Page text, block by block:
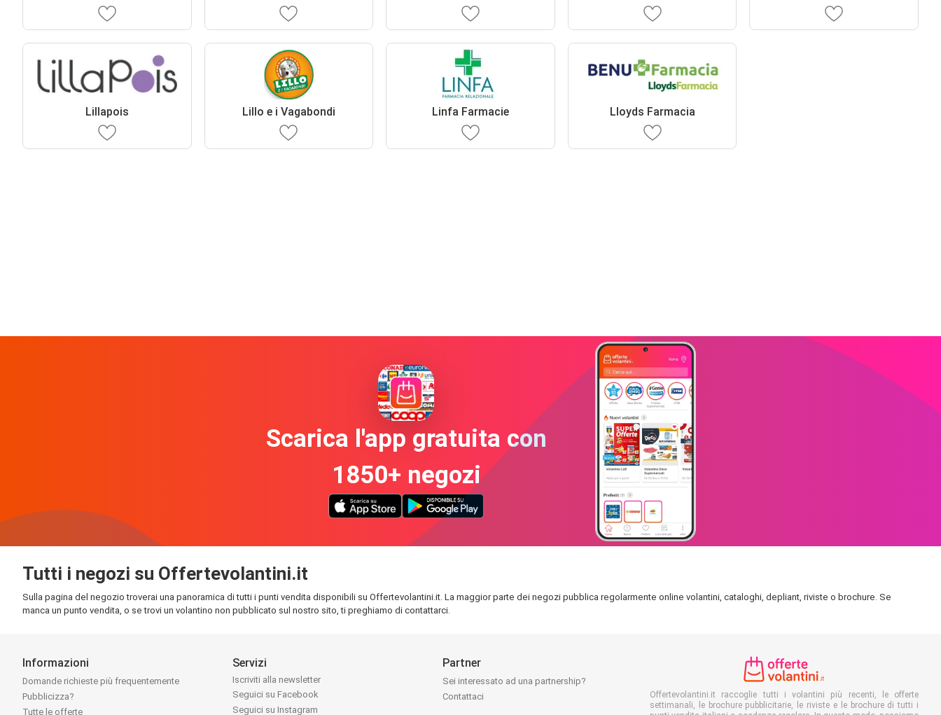
Lillapois Lillo e i Vagabondi Linfa Farmacie Lloyds Farmacia
Scarica l'app gratuita con
1850+ negozi
Tutti i negozi su Offertevolantini.it
Sulla pagina del negozio troverai una panoramica di tutti i punti vendita disponibili su Offertevolantini.it. La maggior parte dei negozi pubblica regolarmente online volantini, cataloghi, depliant, riviste o brochure. Se
manca un punto vendita, o se trovi un volantino non pubblicato sul nostro sito, ti preghiamo di contattarci.
Informazioni
Domande richieste più frequentemente
Pubblicizza?
Tutte le offerte
Servizi
Iscriviti alla newsletter
Seguici su Facebook
Seguici su Instagram
Partner
Sei interessato ad una partnership?
Contattaci
Offertevolantini.it raccoglie tutti i volantini più recenti, le offerte
settimanali, le brochure pubblicitarie, le riviste e le brochure di tutti i